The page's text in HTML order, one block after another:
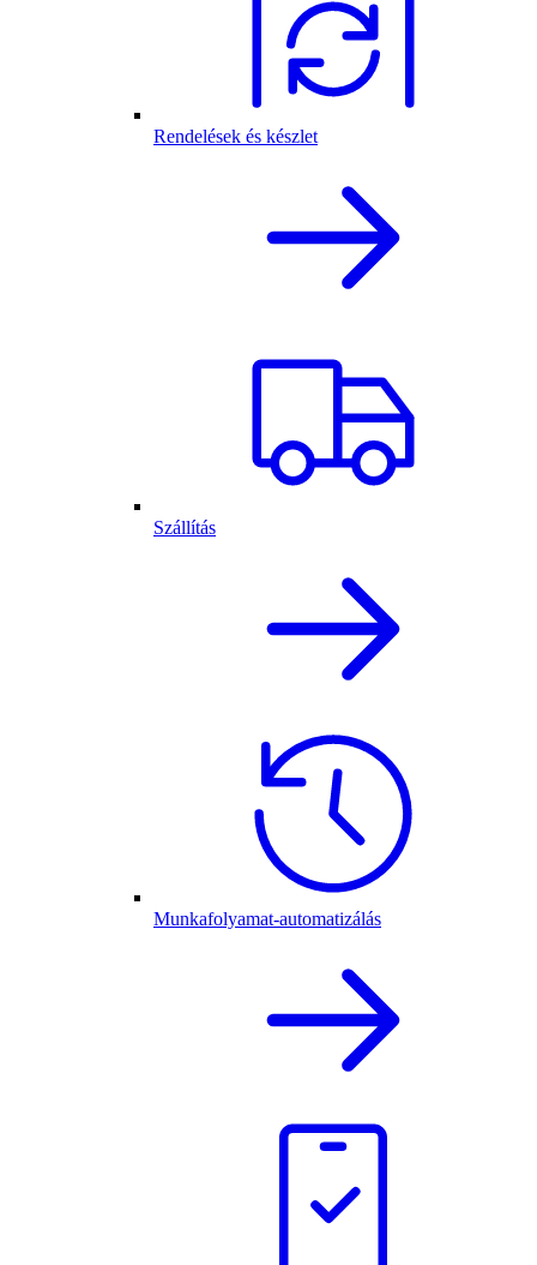
Rendelések és készlet
Szállítás
Munkafolyamat-automatizálás